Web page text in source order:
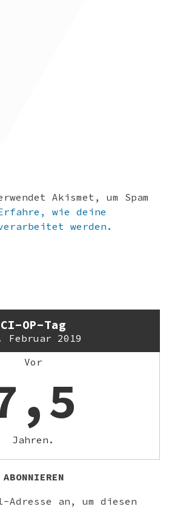
Akismet, um Spam
wie deine
verarbeitet werden.
CI-OP-Tag
Februar 2019
Vor
Jahren.
Adresse an, um diesen